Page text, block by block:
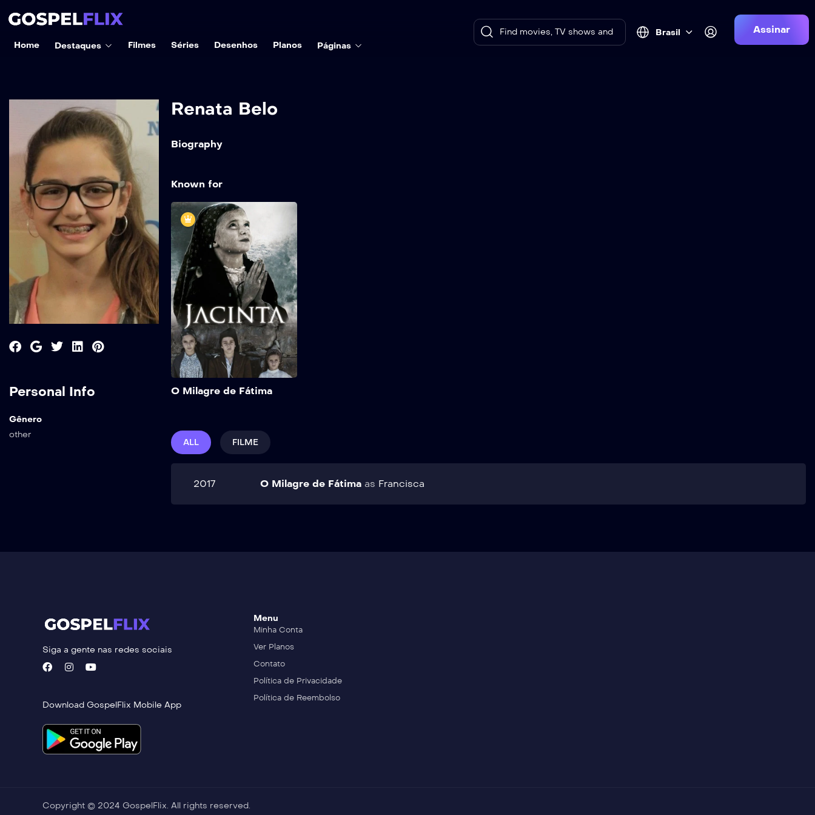
Home Destaques Filmes Séries Desenhos Planos Páginas
Brasil Assinar
Personal Info
Gênero
other
Renata Belo
Biography
Known for
O Milagre de Fátima
ALL FILME
2017 O Milagre de Fátima as Francisca
Siga a gente nas redes sociais
Download GospelFlix Mobile App
Menu
Minha Conta
Ver Planos
Contato
Política de Privacidade
Política de Reembolso
Copyright © 2024 GospelFlix. All rights reserved.